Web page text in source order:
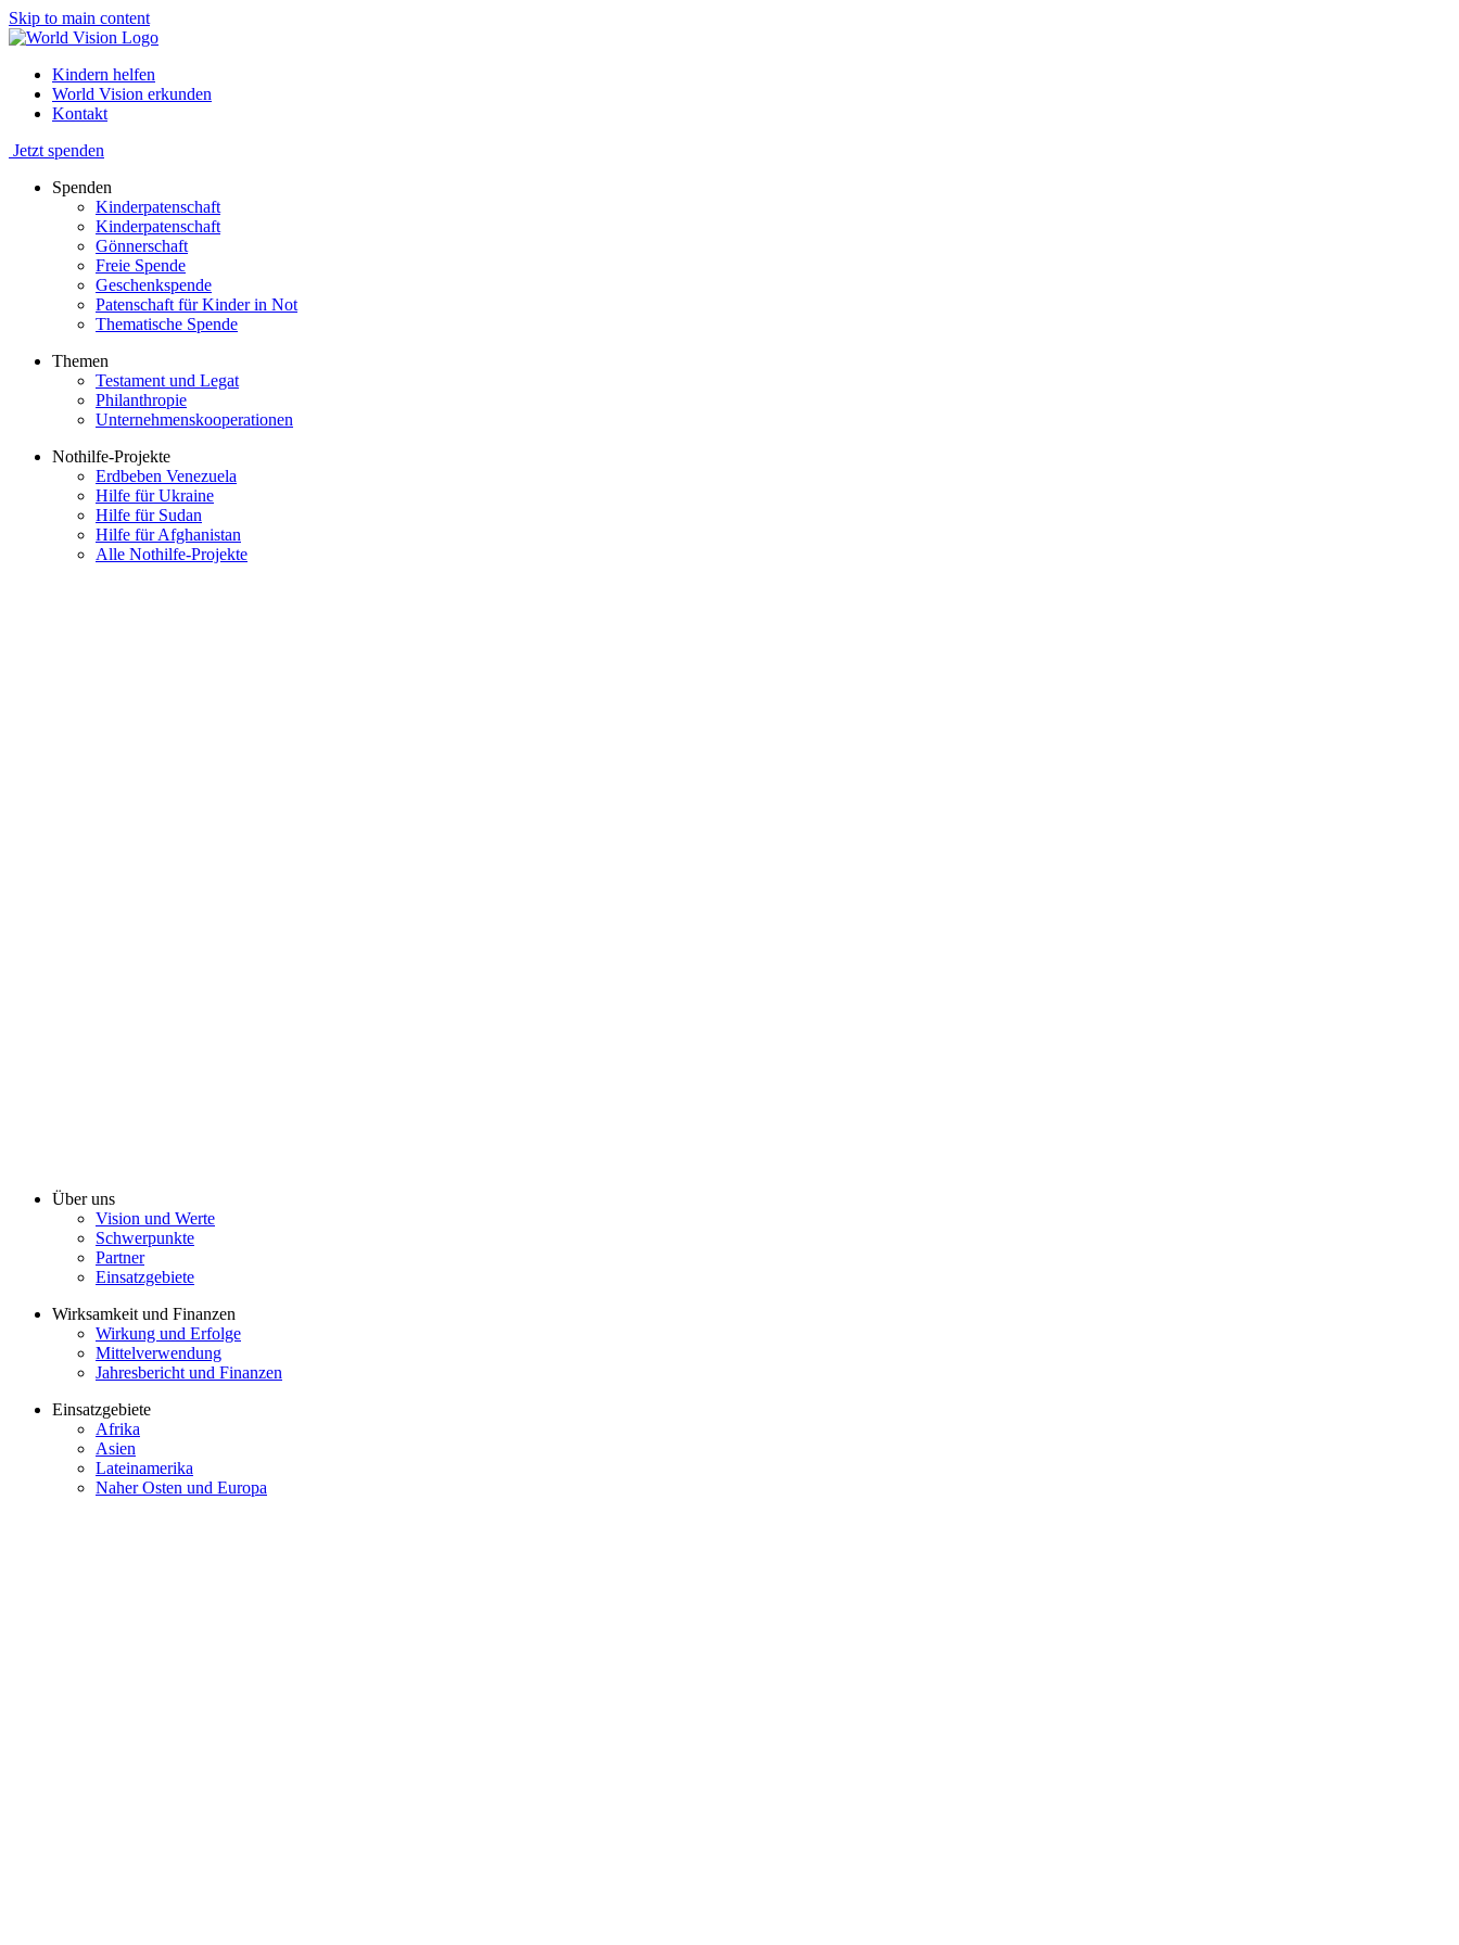
Skip to main content
Kindern helfen
World Vision erkunden
Kontakt
Jetzt spenden
Spenden
Kinderpatenschaft
Kinderpatenschaft
Gönnerschaft
Freie Spende
Geschenkspende
Patenschaft für Kinder in Not
Thematische Spende
Themen
Testament und Legat
Philanthropie
Unternehmenskooperationen
Nothilfe-Projekte
Erdbeben Venezuela
Hilfe für Ukraine
Hilfe für Sudan
Hilfe für Afghanistan
Alle Nothilfe-Projekte
Über uns
Vision und Werte
Schwerpunkte
Partner
Einsatzgebiete
Wirksamkeit und Finanzen
Wirkung und Erfolge
Mittelverwendung
Jahresbericht und Finanzen
Einsatzgebiete
Afrika
Asien
Lateinamerika
Naher Osten und Europa